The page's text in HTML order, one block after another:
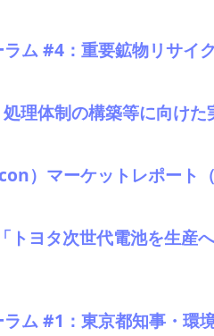
ム #4：重要鉱物リサイ
理体制の構築等に向けた
）マーケットレポート
トヨタ次世代電池を生産
ム #1：東京都知事・環